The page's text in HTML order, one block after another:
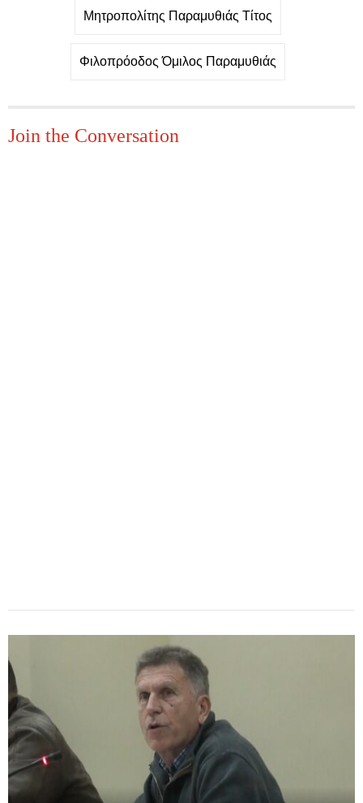
Μητροπολίτης Παραμυθιάς Τίτος
Φιλοπρόοδος Όμιλος Παραμυθιάς
Join the Conversation